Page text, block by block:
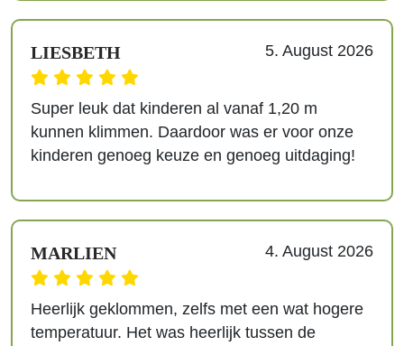
LIESBETH 5. August 2026
Super leuk dat kinderen al vanaf 1,20 m
kunnen klimmen. Daardoor was er voor onze
kinderen genoeg keuze en genoeg uitdaging!
MARLIEN 4. August 2026
Heerlijk geklommen, zelfs met een wat hogere
temperatuur. Het was heerlijk tussen de